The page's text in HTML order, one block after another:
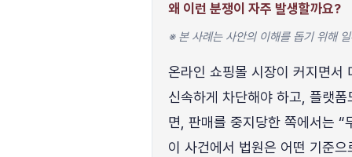
왜 이런 분쟁이 자주 발생할까요?
※ 본 사례는 사안의 이해를 돕기 위해
온라인 쇼핑몰 시장이 커지면서
신속하게 차단해야 하고, 플랫
면, 판매를 중지당한 쪽에서는 “
이 사건에서 법원은 어떤 기준